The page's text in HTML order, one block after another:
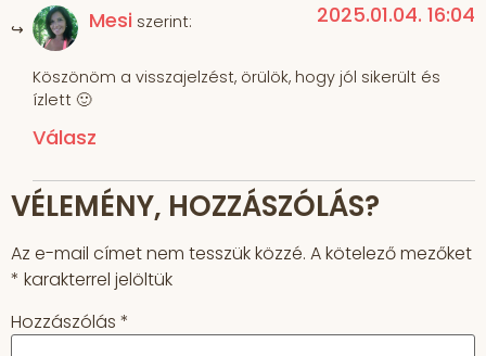
Mesi szerint: 2025.01.04. 16:04
Köszönöm a visszajelzést, örülök, hogy jól sikerült és
ízlett 🙂
Válasz
VÉLEMÉNY, HOZZÁSZÓLÁS?
Az e-mail címet nem tesszük közzé. A kötelező mezőket
* karakterrel jelöltük
Hozzászólás *